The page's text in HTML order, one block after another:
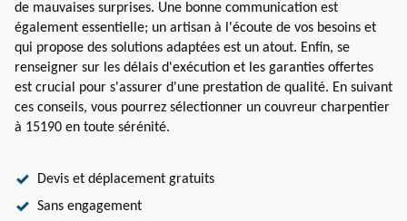
de mauvaises surprises. Une bonne communication est
également essentielle; un artisan à l'écoute de vos besoins et
qui propose des solutions adaptées est un atout. Enfin, se
renseigner sur les délais d'exécution et les garanties offertes
est crucial pour s'assurer d'une prestation de qualité. En suivant
ces conseils, vous pourrez sélectionner un couvreur charpentier
à 15190 en toute sérénité.
Devis et déplacement gratuits
Sans engagement